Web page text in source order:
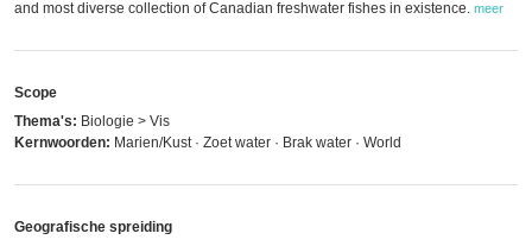
and most diverse collection of Canadian freshwater fishes in existence. meer
Scope
Thema's: Biologie > Vis
Kernwoorden: Marien/Kust · Zoet water · Brak water · World
Geografische spreiding